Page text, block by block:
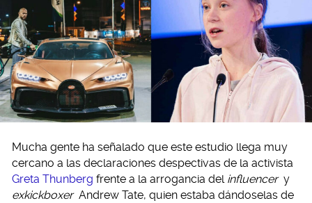
Mucha gente ha señalado que este estudio llega muy
cercano a las declaraciones despectivas de la activista
Greta Thunberg frente a la arrogancia del influencer y
exkickboxer Andrew Tate, quien estaba dándoselas de